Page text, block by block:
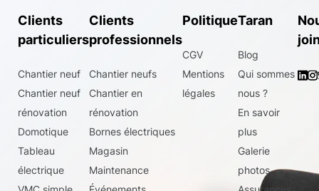
Clients
particuliers
Chantier neuf
Chantier neuf
rénovation
Domotique
Tableau
électrique
Clients
professionnels
Chantier neufs
Chantier en
rénovation
Bornes électriques
Magasin
Maintenance
Politique
CGV
Mentions
légales
Taran
Blog
Qui sommes
nous ?
En savoir
plus
Galerie
photos